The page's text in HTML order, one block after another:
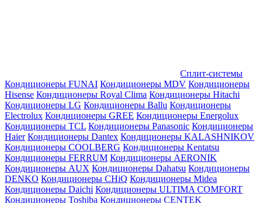
Сплит-системы
Кондиционеры FUNAI Кондиционеры MDV Кондиционеры
Hisense Кондиционеры Royal Clima Кондиционеры Hitachi
Кондиционеры LG Кондиционеры Ballu Кондиционеры
Electrolux Кондиционеры GREE Кондиционеры Energolux
Кондиционеры TCL Кондиционеры Panasonic Кондиционеры
Haier Кондиционеры Dantex Кондиционеры KALASHNIKOV
Кондиционеры СOOLBERG Кондиционеры Kentatsu
Кондиционеры FERRUM Кондиционеры AERONIK
Кондиционеры AUX Кондиционеры Dahatsu Кондиционеры
DENKO Кондиционеры CHiQ Кондиционеры Midea
Кондиционеры Daichi Кондиционеры ULTIMA COMFORT
Кондиционеры Toshiba Кондиционеры CENTEK